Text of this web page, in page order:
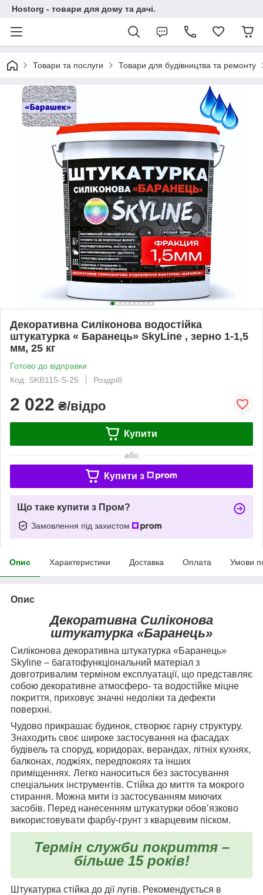
Hostorg - товари для дому та дачі.
Товари та послуги Товари для будівництва та ремонту
Декоративна Силіконова водостійка
штукатурка « Баранець» SkyLine , зерно 1-1,5
мм, 25 кг
Готово до відправки
Код: SKB115-S-25
Роздріб
2 022 ₴/відро
Купити
або
Купити з
Що таке купити з Пром?
Замовлення під захистом
Опис Характеристики Доставка Оплата Умови
Опис
Декоративна Силіконова
штукатурка «Баранець»
Силіконова декоративна штукатурка «Баранець»
Skyline – багатофункціональний матеріал з
довготривалим терміном експлуатації, що представляє
собою декоративне атмосферо- та водостійке міцне
покриття, приховує значні недоліки та дефекти
поверхні.
Чудово прикрашає будинок, створює гарну структуру.
Знаходить своє широке застосування на фасадах
будівель та споруд, коридорах, верандах, літніх кухнях,
балконах, лоджіях, передпокоях та інших
приміщеннях. Легко наноситься без застосування
спеціальних інструментів. Стійка до миття та мокрого
стирання. Можна мити із застосуванням миючих
засобів. Перед нанесенням штукатурки обов’язково
використовувати фарбу-грунт з кварцевим піском.
Термін служби покриття –
більше 15 років!
Штукатурка стійка до дії лугів. Рекомендується в